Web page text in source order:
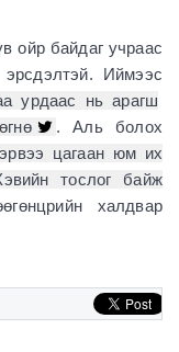
ойр байдаг учраас
Иймээс
урдаас нь арагш
. Аль болох
цагаан юм их
тослог байж
халдвар